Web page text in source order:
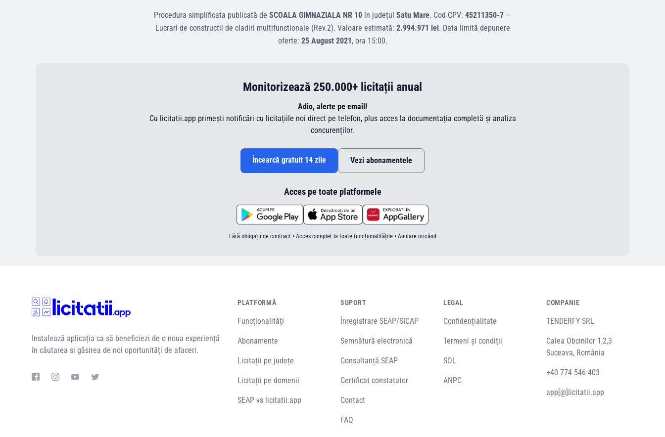
Procedura simplificata publicată de SCOALA GIMNAZIALA NR 10 în județul Satu Mare. Cod CPV: 45211350-7 —
Lucrari de constructii de cladiri multifunctionale (Rev.2). Valoare estimată: 2.994.971 lei. Data limită depunere
oferte: 25 August 2021, ora 15:00.
Monitorizează 250.000+ licitații anual
Adio, alerte pe email!
Cu licitatii.app primești notificări cu licitațiile noi direct pe telefon, plus acces la documentația completă și analiza
concurenților.
Încearcă gratuit 14 zile Vezi abonamentele
Acces pe toate platformele
Fără obligații de contract • Acces complet la toate funcționalitățile • Anulare oricând
Instalează aplicația ca să beneficiezi de o noua experiență
în căutarea si găsirea de noi oportunități de afaceri.
PLATFORMĂ
Funcționalități
Abonamente
Licitații pe județe
Licitații pe domenii
SEAP vs licitatii.app
SUPORT
Înregistrare SEAP/SICAP
Semnătură electronică
Consultanță SEAP
Certificat constatator
Contact
FAQ
LEGAL
Confidențialitate
Termeni și condiții
SOL
ANPC
COMPANIE
TENDERFY SRL
Calea Obcinilor 1,2,3
Suceava, România
+40 774 546 403
app[@]licitatii.app